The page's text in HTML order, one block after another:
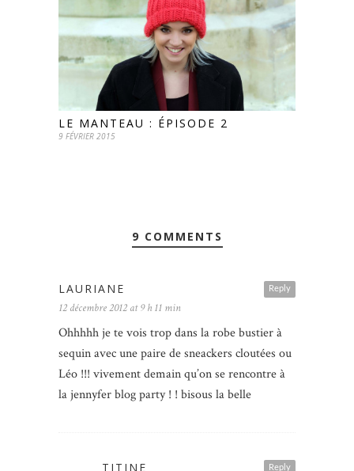
LE MANTEAU : ÉPISODE 2
9 FÉVRIER 2015
9 COMMENTS
Reply
LAURIANE
12 décembre 2012 at 9 h 11 min
Ohhhhh je te vois trop dans la robe bustier à
sequin avec une paire de sneackers cloutées ou
Léo !!! vivement demain qu’on se rencontre à
la jennyfer blog party ! ! bisous la belle
Reply
TITINE